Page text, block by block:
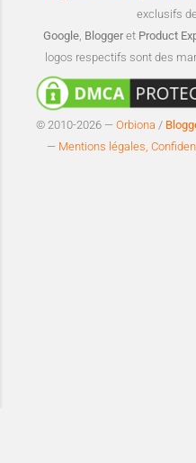
exclusifs
Google, Bloggeret Product
logos respectifs sont des
© 2010-2026 — Orbiona /
— Mentions légales,